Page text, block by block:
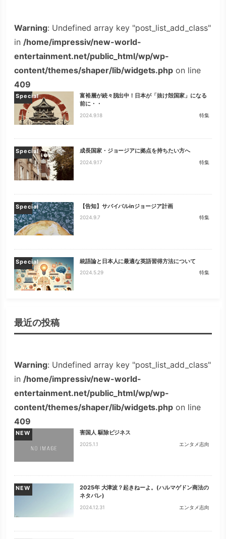
Warning: Undefined array key "post_list_add_class"
in /home/impressiv/new-world-
entertainment.net/public_html/wp/wp-
content/themes/shaper/lib/widgets.php on line
409
Special
富裕層が続々脱出中！日本が「抜け殻国家」になる
前に・・
2024.9.18 特集
Special 成長国家・ジョージアに拠点を持ちたい方へ
2024.9.17 特集
Special 【告知】サバイバルinジョージア計画
2024.9.7 特集
Special 統語論と日本人に最適な英語習得方法について
2024.5.29 特集
最近の投稿
Warning: Undefined array key "post_list_add_class"
in /home/impressiv/new-world-
entertainment.net/public_html/wp/wp-
content/themes/shaper/lib/widgets.php on line
409
NEW 害国人 駆除ビジネス
2025.1.1 エンタメ志向
NEW
2025年 大津波？起きねーよ。(ハルマゲドン商法の
ネタバレ)
2024.12.31 エンタメ志向